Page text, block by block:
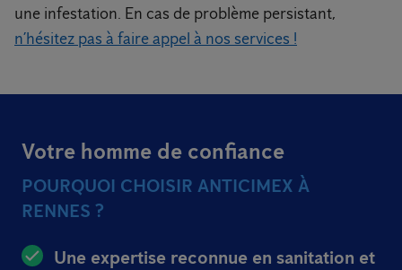
une infestation. En cas de problème persistant,
n’hésitez pas à faire appel à nos services !
Votre homme de confiance
POURQUOI CHOISIR ANTICIMEX À
RENNES ?
Une expertise reconnue en sanitation et